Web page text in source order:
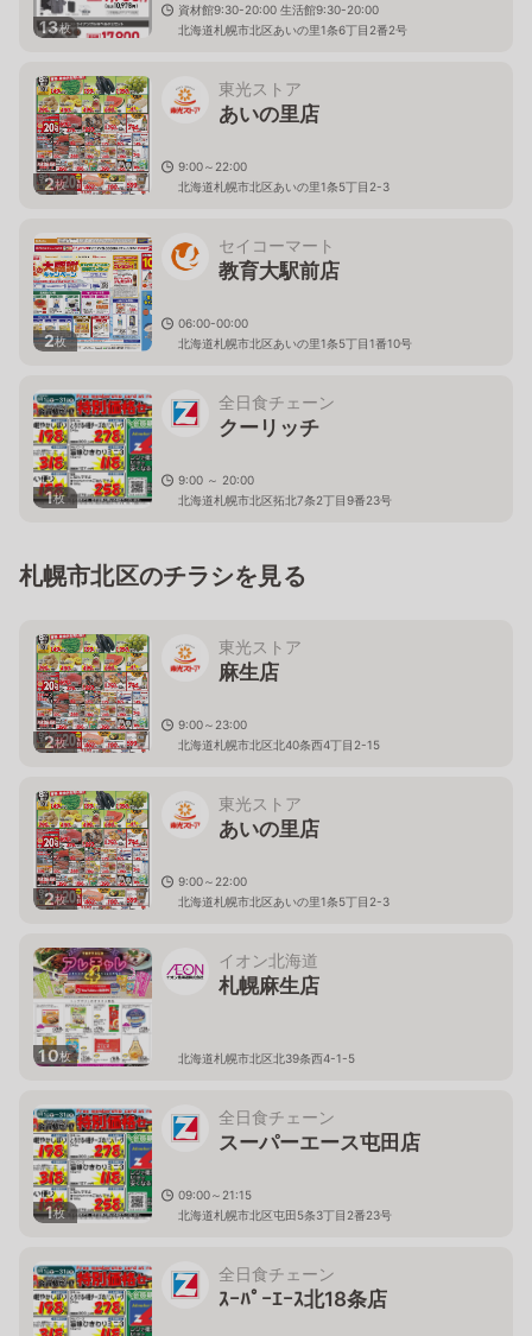
13枚
資材館9:30-20:00 生活館9:30-20:00
北海道札幌市北区あいの里1条6丁目2番2号
2枚
東光ストア
あいの里店
9:00～22:00
北海道札幌市北区あいの里1条5丁目2-3
2枚
セイコーマート
教育大駅前店
06:00-00:00
北海道札幌市北区あいの里1条5丁目1番10号
1枚
全日食チェーン
クーリッチ
9:00 ～ 20:00
北海道札幌市北区拓北7条2丁目9番23号
札幌市北区のチラシを見る
2枚
東光ストア
麻生店
9:00～23:00
北海道札幌市北区北40条西4丁目2-15
2枚
東光ストア
あいの里店
9:00～22:00
北海道札幌市北区あいの里1条5丁目2-3
10枚
イオン北海道
札幌麻生店
北海道札幌市北区北39条西4-1-5
1枚
全日食チェーン
スーパーエース屯田店
09:00～21:15
北海道札幌市北区屯田5条3丁目2番23号
全日食チェーン
ｽｰﾊﾟｰｴｰｽ北18条店